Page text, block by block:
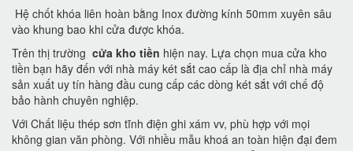
Hệ chốt khóa liên hoàn bằng Inox đường kính 50mm xuyên sâu
vào khung bao khi cửa được khóa.
Trên thị trường cửa kho tiền hiện nay. Lựa chọn mua cửa kho
tiền bạn hãy đến với nhà máy két sắt cao cấp là địa chỉ nhà máy
sản xuất uy tín hàng đầu cung cấp các dòng két sắt với chế độ
bảo hành chuyên nghiệp.
Với Chất liệu thép sơn tĩnh điện ghi xám vv, phù hợp với mọi
không gian văn phòng. Với nhiều mẫu khoá an toàn hiện đại đem